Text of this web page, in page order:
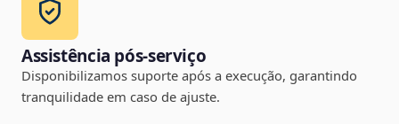
Assistência pós-serviço
Disponibilizamos suporte após a execução, garantindo
tranquilidade em caso de ajuste.